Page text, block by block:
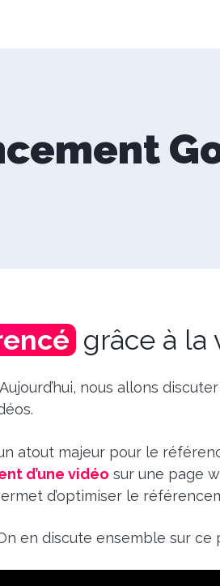
grâce à la
nous allons
atout majeur pour le
d’une vidéo sur une page
d’optimiser le
en discute ensemble sur ce